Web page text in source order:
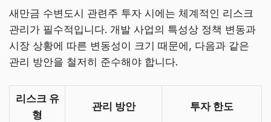
새만금 수변도시 관련주 투자 시에는 체계적인 리스크
관리가 필수적입니다. 개발 사업의 특성상 정책 변동과
시장 상황에 따른 변동성이 크기 때문에, 다음과 같은
관리 방안을 철저히 준수해야 합니다.
리스크 유
형
관리 방안 투자 한도